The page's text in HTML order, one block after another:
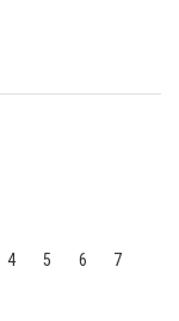
4 5 6 7